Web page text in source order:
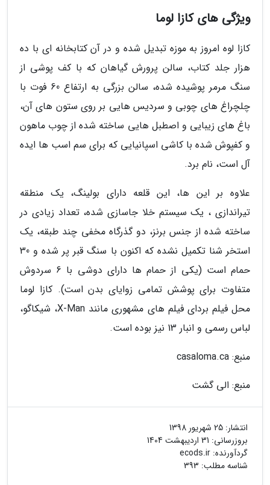
ویژگی های کازا لوما
کازا لوه امروز به موزه تبدیل شده و در آن کتابخانه ای با ده
هزار جلد کتاب، سالن پرورش گیاهان که با کف پوشی از
سنگ مرمر پوشیده شده، سالن بزرگی به ارتفاع 60 فوت با
چلچراغ های چوبی و سردیس هایی بر روی ستون های آن،
باغ های زیبایی و اصطبل هایی ساخته شده از چوب ماهون
و کفپوش شده با کاشی اسپانیایی که برای سم اسب ها ایده
آل است، نام برد.
علاوه بر این ها، این قلعه دارای بولینگ، یک منطقه
تیراندازی ، یک سیستم خلا جاسازی شده، تعداد زیادی در
ساخته شده از جنس برنز، دو گذرگاه مخفی چند طبقه، یک
استخر شنا تکمیل نشده که اکنون با سنگ قبر پر شده و 30
حمام است (یکی از حمام ها دارای دوشی با 6 سردوش
متفاوت برای پوشش تمامی زوایای بدن است). کازا لوما
محل فیلم بردای فیلم های مشهوری مانند X-Man، شیکاگو،
لباس رسمی و انبار 13 نیز بوده است.
منبع: casaloma.ca
منبع: الی گشت
انتشار: 25 شهریور 1398
بروزرسانی: 31 اردیبهشت 1404
گردآورنده: ecods.ir
شناسه مطلب: 393